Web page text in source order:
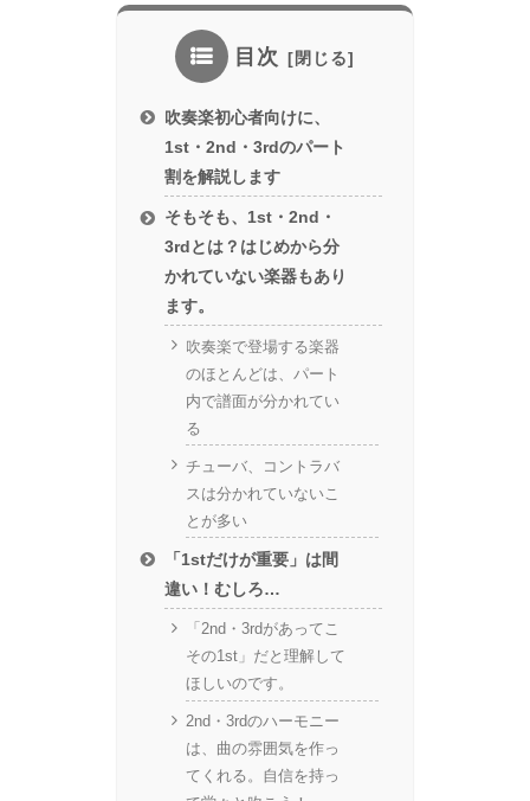
目次
吹奏楽初心者向けに、
1st・2nd・3rdのパート
割を解説します
そもそも、1st・2nd・
3rdとは？はじめから分
かれていない楽器もあり
ます。
吹奏楽で登場する楽器
のほとんどは、パート
内で譜面が分かれてい
る
チューバ、コントラバ
スは分かれていないこ
とが多い
「1stだけが重要」は間
違い！むしろ…
「2nd・3rdがあってこ
その1st」だと理解して
ほしいのです。
2nd・3rdのハーモニー
は、曲の雰囲気を作っ
てくれる。自信を持っ